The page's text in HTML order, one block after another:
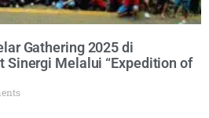
Gathering 2025 di
Sinergi Melalui “Expedition of